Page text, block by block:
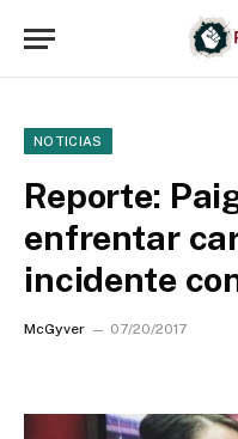
NOTICIAS
Reporte:
enfrentar
incidente
McGyver 07/20/2017